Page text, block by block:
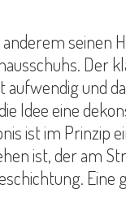
seinen
Der
und
Idee eine
ist im Prinzip
ist, der am
Eine